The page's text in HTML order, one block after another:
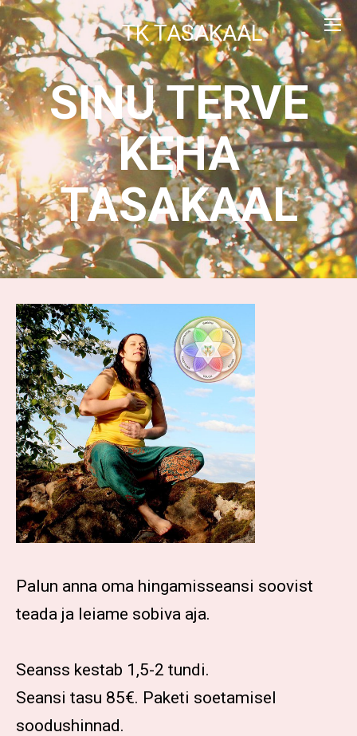
TK TASAKAAL
SINU TERVE
KEHA
TASAKAAL
Palun anna oma hingamisseansi soovist
teada ja leiame sobiva aja.
Seanss kestab 1,5-2 tundi.
Seansi tasu 85€. Paketi soetamisel
soodushinnad.